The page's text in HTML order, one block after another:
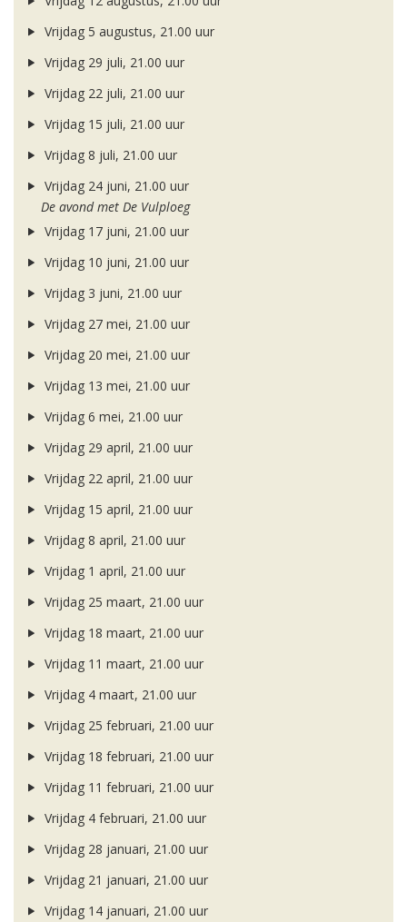
Vrijdag 5 augustus, 21.00 uur
Vrijdag 29 juli, 21.00 uur
Vrijdag 22 juli, 21.00 uur
Vrijdag 15 juli, 21.00 uur
Vrijdag 8 juli, 21.00 uur
Vrijdag 24 juni, 21.00 uur
De avond met De Vulploeg
Vrijdag 17 juni, 21.00 uur
Vrijdag 10 juni, 21.00 uur
Vrijdag 3 juni, 21.00 uur
Vrijdag 27 mei, 21.00 uur
Vrijdag 20 mei, 21.00 uur
Vrijdag 13 mei, 21.00 uur
Vrijdag 6 mei, 21.00 uur
Vrijdag 29 april, 21.00 uur
Vrijdag 22 april, 21.00 uur
Vrijdag 15 april, 21.00 uur
Vrijdag 8 april, 21.00 uur
Vrijdag 1 april, 21.00 uur
Vrijdag 25 maart, 21.00 uur
Vrijdag 18 maart, 21.00 uur
Vrijdag 11 maart, 21.00 uur
Vrijdag 4 maart, 21.00 uur
Vrijdag 25 februari, 21.00 uur
Vrijdag 18 februari, 21.00 uur
Vrijdag 11 februari, 21.00 uur
Vrijdag 4 februari, 21.00 uur
Vrijdag 28 januari, 21.00 uur
Vrijdag 21 januari, 21.00 uur
Vrijdag 14 januari, 21.00 uur